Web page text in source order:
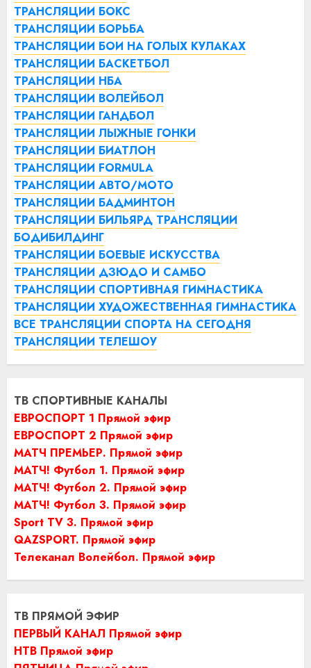
ТРАНСЛЯЦИИ БОКС
ТРАНСЛЯЦИИ БОРЬБА
ТРАНСЛЯЦИИ БОИ НА ГОЛЫХ КУЛАКАХ
ТРАНСЛЯЦИИ БАСКЕТБОЛ
ТРАНСЛЯЦИИ НБА
ТРАНСЛЯЦИИ ВОЛЕЙБОЛ
ТРАНСЛЯЦИИ ГАНДБОЛ
ТРАНСЛЯЦИИ ЛЫЖНЫЕ ГОНКИ
ТРАНСЛЯЦИИ БИАТЛОН
ТРАНСЛЯЦИИ FORMULA
ТРАНСЛЯЦИИ АВТО/МОТО
ТРАНСЛЯЦИИ БАДМИНТОН
ТРАНСЛЯЦИИ БИЛЬЯРД ТРАНСЛЯЦИИ
БОДИБИЛДИНГ
ТРАНСЛЯЦИИ БОЕВЫЕ ИСКУССТВА
ТРАНСЛЯЦИИ ДЗЮДО И САМБО
ТРАНСЛЯЦИИ СПОРТИВНАЯ ГИМНАСТИКА
ТРАНСЛЯЦИИ ХУДОЖЕСТВЕННАЯ ГИМНАСТИКА
ВСЕ ТРАНСЛЯЦИИ СПОРТА НА СЕГОДНЯ
ТРАНСЛЯЦИИ ТЕЛЕШОУ
ТВ СПОРТИВНЫЕ КАНАЛЫ
ЕВРОСПОРТ 1 Прямой эфир
ЕВРОСПОРТ 2 Прямой эфир
МАТЧ ПРЕМЬЕР. Прямой эфир
МАТЧ! Футбол 1. Прямой эфир
МАТЧ! Футбол 2. Прямой эфир
МАТЧ! Футбол 3. Прямой эфир
Sport TV 3. Прямой эфир
QAZSPORT. Прямой эфир
Телеканал Волейбол. Прямой эфир
ТВ ПРЯМОЙ ЭФИР
ПЕРВЫЙ КАНАЛ Прямой эфир
НТВ Прямой эфир